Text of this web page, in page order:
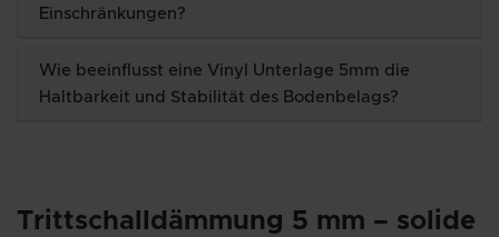
Einschränkungen?
Wie beeinflusst eine Vinyl Unterlage 5mm die
Haltbarkeit und Stabilität des Bodenbelags?
Trittschalldämmung 5 mm – solide